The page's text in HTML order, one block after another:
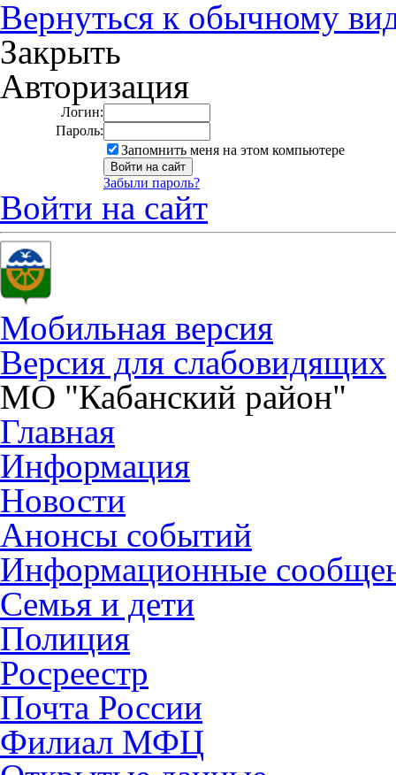
Вернуться к обычному
Закрыть
Авторизация
Логин:
Пароль:
Запомнить меня на этом компьютере
Забыли пароль?
Войти на сайт
Мобильная версия
Версия для слабовидящих
МО "Кабанский район"
Главная
Информация
Новости
Анонсы событий
Информационные
Семья и дети
Полиция
Росреестр
Почта России
Филиал МФЦ